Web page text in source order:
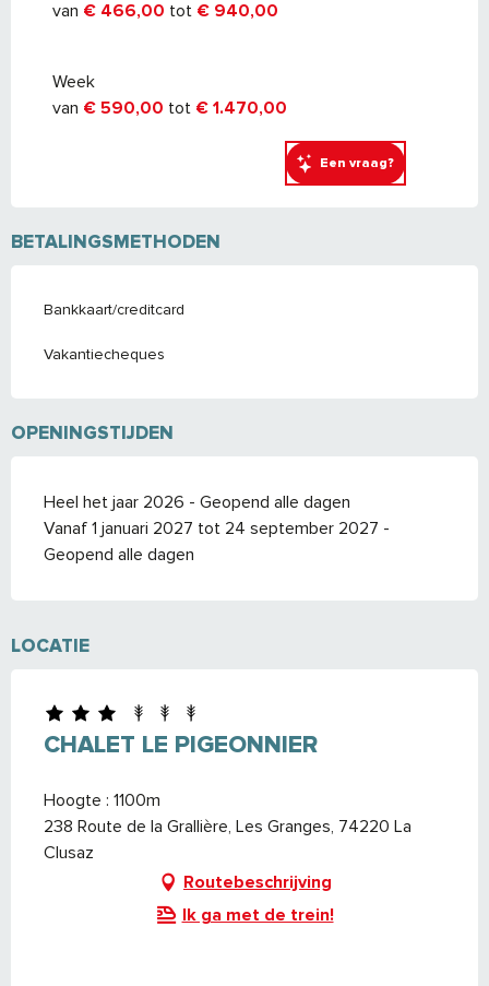
Een vraag?
van € 466,00 tot € 940,00
Week
van € 590,00 tot € 1.470,00
BETALINGSMETHODEN
Bankkaart/creditcard
Vakantiecheques
OPENINGSTIJDEN
Heel het jaar 2026 - Geopend alle dagen
Vanaf 1 januari 2027 tot 24 september 2027 -
Geopend alle dagen
LOCATIE
CHALET LE PIGEONNIER
Hoogte : 1100m
238 Route de la Grallière, Les Granges, 74220 La
Clusaz
Routebeschrijving
Ik ga met de trein!